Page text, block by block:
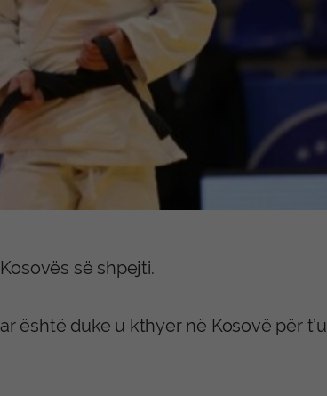
së shpejti.
është duke u kthyer në Kosovë për t’u